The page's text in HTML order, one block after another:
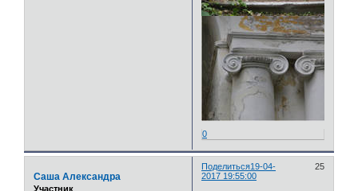
0
Поделиться 25
19-04-
2017 19:55:00
Саша Александра
Участник